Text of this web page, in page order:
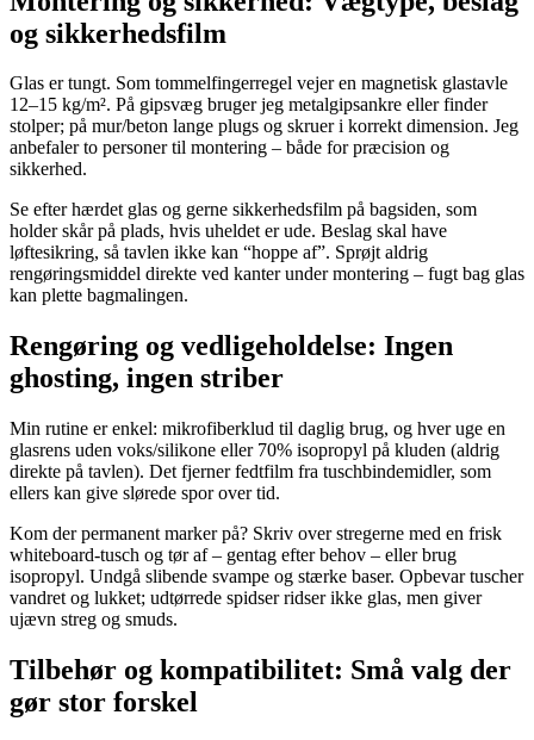
og sikkerhedsfilm
Glas er tungt. Som tommelfingerregel vejer en magnetisk glastavle
12–15 kg/m². På gipsvæg bruger jeg metalgipsankre eller finder
stolper; på mur/beton lange plugs og skruer i korrekt dimension. Jeg
anbefaler to personer til montering – både for præcision og
sikkerhed.
Se efter hærdet glas og gerne sikkerhedsfilm på bagsiden, som
holder skår på plads, hvis uheldet er ude. Beslag skal have
løftesikring, så tavlen ikke kan “hoppe af”. Sprøjt aldrig
rengøringsmiddel direkte ved kanter under montering – fugt bag glas
kan plette bagmalingen.
Rengøring og vedligeholdelse: Ingen
ghosting, ingen striber
Min rutine er enkel: mikrofiberklud til daglig brug, og hver uge en
glasrens uden voks/silikone eller 70% isopropyl på kluden (aldrig
direkte på tavlen). Det fjerner fedtfilm fra tuschbindemidler, som
ellers kan give slørede spor over tid.
Kom der permanent marker på? Skriv over stregerne med en frisk
whiteboard‑tusch og tør af – gentag efter behov – eller brug
isopropyl. Undgå slibende svampe og stærke baser. Opbevar tuscher
vandret og lukket; udtørrede spidser ridser ikke glas, men giver
ujævn streg og smuds.
Tilbehør og kompatibilitet: Små valg der
gør stor forskel